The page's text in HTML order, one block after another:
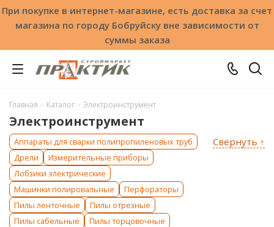
При покупке в интернет-магазине, есть доставка за счет
магазина по городу Бобруйску вне зависимости от
суммы заказа
Главная - Каталог - Электроинструмент
Электроинструмент
Свернуть ↑
Аппараты для сварки полипропиленовых труб
Дрели
Измерительные приборы
Лобзики электрические
Машинки полировальные
Перфораторы
Пилы ленточные
Пилы отрезные
Пилы сабельные
Пилы торцовочные